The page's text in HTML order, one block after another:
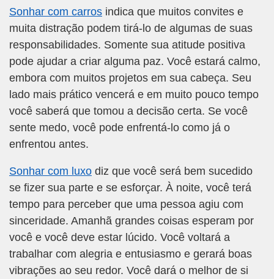
Sonhar com carros indica que muitos convites e
muita distração podem tirá-lo de algumas de suas
responsabilidades. Somente sua atitude positiva
pode ajudar a criar alguma paz. Você estará calmo,
embora com muitos projetos em sua cabeça. Seu
lado mais prático vencerá e em muito pouco tempo
você saberá que tomou a decisão certa. Se você
sente medo, você pode enfrentá-lo como já o
enfrentou antes.
Sonhar com luxo diz que você será bem sucedido
se fizer sua parte e se esforçar. À noite, você terá
tempo para perceber que uma pessoa agiu com
sinceridade. Amanhã grandes coisas esperam por
você e você deve estar lúcido. Você voltará a
trabalhar com alegria e entusiasmo e gerará boas
vibrações ao seu redor. Você dará o melhor de si